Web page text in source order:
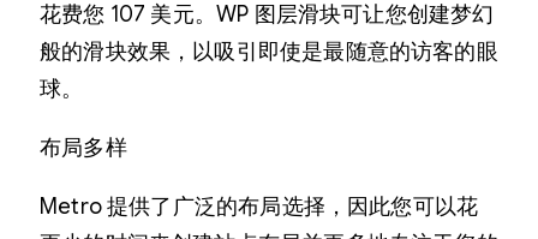
花费您 107 美元。WP 图层滑块可让您创建梦幻
般的滑块效果，以吸引即使是最随意的访客的眼
球。
布局多样
Metro 提供了广泛的布局选择，因此您可以花